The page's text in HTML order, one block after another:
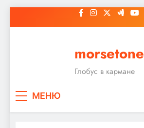
к
morsetone
Глобус в кармане
МЕНЮ